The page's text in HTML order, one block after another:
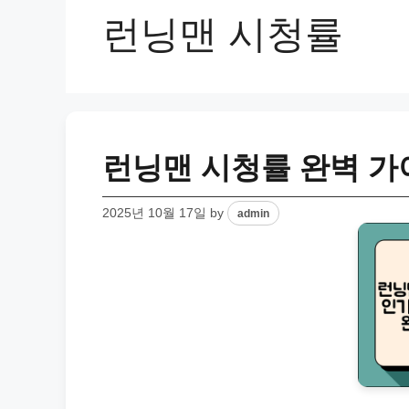
런닝맨 시청률
런닝맨 시청률 완벽
2025년 10월 17일 by admin